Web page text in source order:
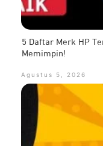
5 Daftar Merk HP
Memimpin!
Agustus 5, 2026